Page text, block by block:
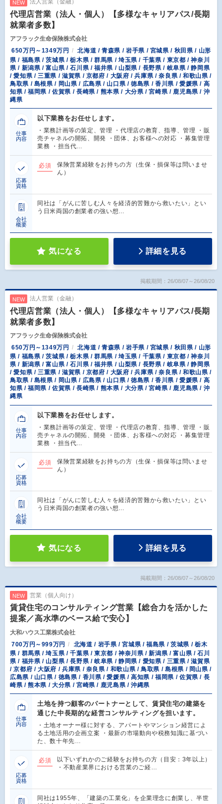
NEW 法人営業（金融）
代理店営業（法人・個人）【多様なキャリアパス/長期
就業者多数】
アフラック生命保険株式会社
650万円～1349万円
北海道 / 青森県 / 岩手県 / 宮城県 / 秋田県 / 山形
県 / 福島県 / 茨城県 / 栃木県 / 群馬県 / 埼玉県 / 千葉県 / 東京都 / 神奈川
県 / 新潟県 / 富山県 / 石川県 / 福井県 / 山梨県 / 長野県 / 岐阜県 / 静岡県
/ 愛知県 / 三重県 / 滋賀県 / 京都府 / 大阪府 / 兵庫県 / 奈良県 / 和歌山県 /
鳥取県 / 島根県 / 岡山県 / 広島県 / 山口県 / 徳島県 / 香川県 / 愛媛県 / 高
知県 / 福岡県 / 佐賀県 / 長崎県 / 熊本県 / 大分県 / 宮崎県 / 鹿児島県 / 沖
縄県
仕事
内容
以下業務をお任せします。
・業務計画等の策定、管理 ・代理店の教育、指導、管理 ・販
売チャネルの開拓、開発 ・団体、お客様への対応 ・募集管理
業務 ・担当代…
応募
資格
必須
保険営業経験をお持ちの方（生保・損保等は問いませ
ん）
会社
概要
同社は「がんに苦しむ人々を経済的苦難から救いたい」とい
う日米両国の創業者の強い想…
気になる 詳細を見る
掲載期間：26/08/07～26/08/20
NEW 法人営業（金融）
代理店営業（法人・個人）【多様なキャリアパス/長期
就業者多数】
アフラック生命保険株式会社
650万円～1349万円
北海道 / 青森県 / 岩手県 / 宮城県 / 秋田県 / 山形
県 / 福島県 / 茨城県 / 栃木県 / 群馬県 / 埼玉県 / 千葉県 / 東京都 / 神奈川
県 / 新潟県 / 富山県 / 石川県 / 福井県 / 山梨県 / 長野県 / 岐阜県 / 静岡県
/ 愛知県 / 三重県 / 滋賀県 / 京都府 / 大阪府 / 兵庫県 / 奈良県 / 和歌山県 /
鳥取県 / 島根県 / 岡山県 / 広島県 / 山口県 / 徳島県 / 香川県 / 愛媛県 / 高
知県 / 福岡県 / 佐賀県 / 長崎県 / 熊本県 / 大分県 / 宮崎県 / 鹿児島県 / 沖
縄県
仕事
内容
以下業務をお任せします。
・業務計画等の策定、管理 ・代理店の教育、指導、管理 ・販
売チャネルの開拓、開発 ・団体、お客様への対応 ・募集管理
業務 ・担当代…
応募
資格
必須
保険営業経験をお持ちの方（生保・損保等は問いませ
ん）
会社
概要
同社は「がんに苦しむ人々を経済的苦難から救いたい」とい
う日米両国の創業者の強い想…
気になる 詳細を見る
掲載期間：26/08/07～26/08/20
NEW 営業（個人向け）
賃貸住宅のコンサルティング営業【総合力を活かした
提案／高水準のベース給で安心】
大和ハウス工業株式会社
700万円～999万円
北海道 / 岩手県 / 宮城県 / 福島県 / 茨城県 / 栃木
県 / 群馬県 / 埼玉県 / 千葉県 / 東京都 / 神奈川県 / 新潟県 / 富山県 / 石川
県 / 福井県 / 山梨県 / 長野県 / 岐阜県 / 静岡県 / 愛知県 / 三重県 / 滋賀県
/ 京都府 / 大阪府 / 兵庫県 / 奈良県 / 和歌山県 / 鳥取県 / 島根県 / 岡山県 /
広島県 / 山口県 / 徳島県 / 香川県 / 愛媛県 / 高知県 / 福岡県 / 佐賀県 / 長
崎県 / 熊本県 / 大分県 / 宮崎県 / 鹿児島県 / 沖縄県
仕事
内容
土地を持つ顧客のパートナーとして、賃貸住宅の建築を
通じた中長期的な経営コンサルティングを担います。
・土地オーナー様に対する、アパートやマンション経営によ
る土地活用の企画立案 ・最新の市場動向や税務知識に基づい
た、数十年先…
応募
資格
必須
以下いずれかのご経験をお持ちの方（目安：3年以上）
・不動産業界における営業のご経…
同社は1955年、「建築の工業化」を企業理念に創業し、半世